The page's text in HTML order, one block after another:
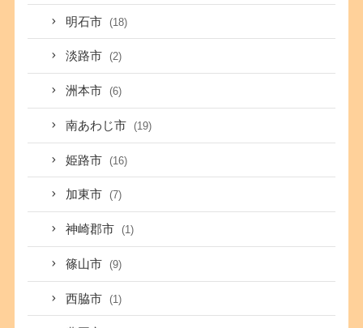
明石市 (18)
淡路市 (2)
洲本市 (6)
南あわじ市 (19)
姫路市 (16)
加東市 (7)
神崎郡市 (1)
篠山市 (9)
西脇市 (1)